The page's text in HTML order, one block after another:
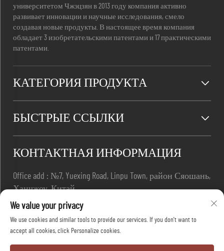
университетом Чжэцзян в 2013 году компания активно
развивает инновации и научные исследования, смело
создавая новые продукты. В настоящее время компания
обладает 3 изобретательскими патентами и 17 практическими
патентами.
КАТЕГОРИЯ ПРОДУКТА
БЫСТРЫЕ ССЫЛКИ
КОНТАКТНАЯ ИНФОРМАЦИЯ
Office add : №7, Yuexing Road, Linpu Town, район Сяошань,
Ханчжоу, Китай
Электронная почта:
Телефон:
+86-13967169961
We value your privacy
We use cookies and similar tools to provide our services. If you don't want to
accept all cookies, click Personalize cookies.